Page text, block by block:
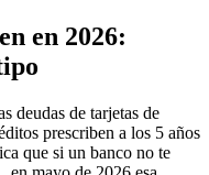
en 2026:
deudas de tarjetas de
prescriben a los 5 años
que si un banco no te